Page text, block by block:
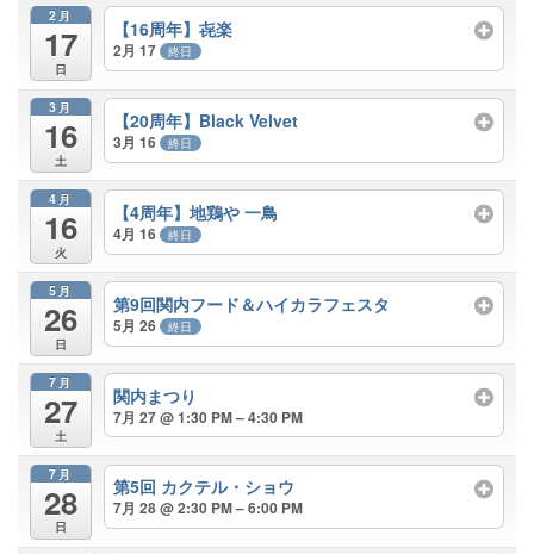
2月
17
日
【16周年】㐂楽
2月 17 終日
3月
16
土
【20周年】Black Velvet
3月 16 終日
4月
16
火
【4周年】地鶏や 一鳥
4月 16 終日
5月
26
日
第9回関内フード＆ハイカラフェスタ
5月 26 終日
7月
27
土
関内まつり
7月 27 @ 1:30 PM – 4:30 PM
7月
28
日
第5回 カクテル・ショウ
7月 28 @ 2:30 PM – 6:00 PM